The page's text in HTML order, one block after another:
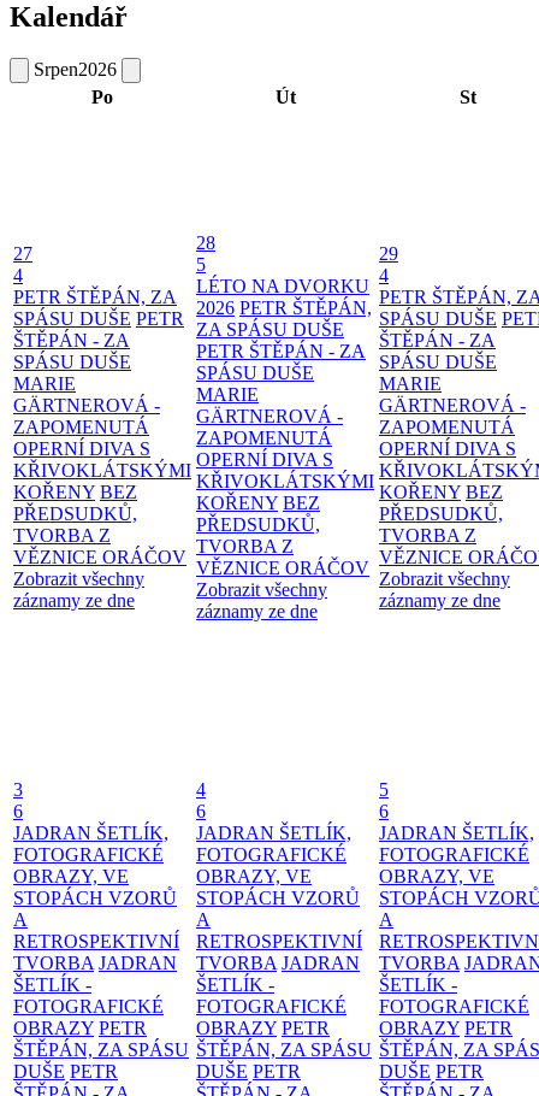
Kalendář
Srpen2026
Po
Út St
27
4
PETR ŠTĚPÁN, ZA
SPÁSU DUŠE PETR
ŠTĚPÁN - ZA
SPÁSU DUŠE
MARIE
GÄRTNEROVÁ -
ZAPOMENUTÁ
OPERNÍ DIVA S
KŘIVOKLÁTSKÝMI
KOŘENY BEZ
PŘEDSUDKŮ,
TVORBA Z
VĚZNICE ORÁČOV
Zobrazit všechny
záznamy ze dne
28
5
LÉTO NA DVORKU
2026 PETR ŠTĚPÁN,
ZA SPÁSU DUŠE
PETR ŠTĚPÁN - ZA
SPÁSU DUŠE
MARIE
GÄRTNEROVÁ -
ZAPOMENUTÁ
OPERNÍ DIVA S
KŘIVOKLÁTSKÝMI
KOŘENY BEZ
PŘEDSUDKŮ,
TVORBA Z
VĚZNICE ORÁČOV
Zobrazit všechny
záznamy ze dne
29
4
PETR ŠTĚPÁN,
SPÁSU DUŠE
ŠTĚPÁN - ZA
SPÁSU DUŠE
MARIE
GÄRTNEROVÁ -
ZAPOMENUTÁ
OPERNÍ DIVA S
KOŘENY BEZ
PŘEDSUDKŮ,
TVORBA Z
VĚZNICE
Zobrazit všechny
záznamy ze dne
3
6
JADRAN ŠETLÍK,
FOTOGRAFICKÉ
OBRAZY, VE
STOPÁCH VZORŮ
A
RETROSPEKTIVNÍ
TVORBA JADRAN
ŠETLÍK -
FOTOGRAFICKÉ
OBRAZY PETR
ŠTĚPÁN, ZA SPÁSU
DUŠE PETR
4
6
JADRAN ŠETLÍK,
FOTOGRAFICKÉ
OBRAZY, VE
STOPÁCH VZORŮ
A
RETROSPEKTIVNÍ
TVORBA JADRAN
ŠETLÍK -
FOTOGRAFICKÉ
OBRAZY PETR
ŠTĚPÁN, ZA SPÁSU
DUŠE PETR
5
6
JADRAN ŠETLÍK,
FOTOGRAFICKÉ
OBRAZY, VE
STOPÁCH
A
TVORBA
ŠETLÍK -
FOTOGRAFICKÉ
OBRAZY PETR
ŠTĚPÁN, ZA
DUŠE PETR